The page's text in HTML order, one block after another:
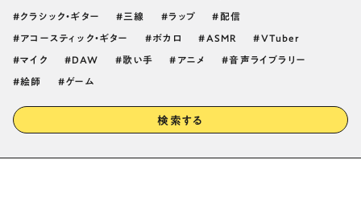
クラシック・ギター 三線 ラップ 配信
アコースティック・ギター ボカロ ASMR VTuber
マイク DAW 歌い手 アニメ 音声ライブラリー
絵師 ゲーム
検索する